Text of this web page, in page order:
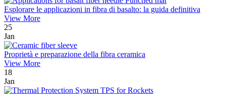
Esplorare le applicazioni in fibra di basalto: la guida definitiva
View More
25
Jan
Proprietà e preparazione della fibra ceramica
View More
18
Jan